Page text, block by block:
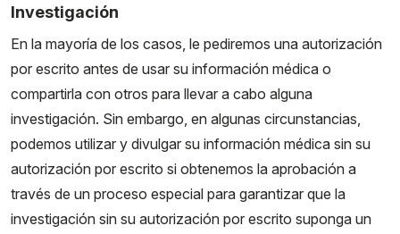
Investigación
En la mayoría de los casos, le pediremos una autorización
por escrito antes de usar su información médica o
compartirla con otros para llevar a cabo alguna
investigación. Sin embargo, en algunas circunstancias,
podemos utilizar y divulgar su información médica sin su
autorización por escrito si obtenemos la aprobación a
través de un proceso especial para garantizar que la
investigación sin su autorización por escrito suponga un